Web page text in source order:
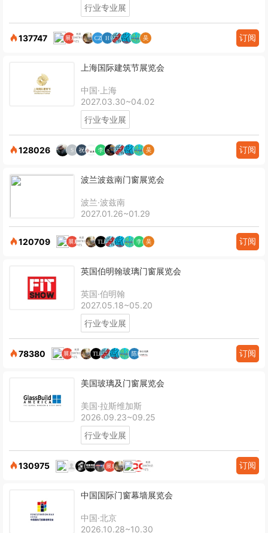
行业专业展
137747 订阅
上海国际建筑节展览会
中国·上海
2027.03.30~04.02
行业专业展
128026 订阅
波兰波兹南门窗展览会
波兰·波兹南
2027.01.26~01.29
120709 订阅
英国伯明翰玻璃门窗展览会
英国·伯明翰
2027.05.18~05.20
行业专业展
78380 订阅
美国玻璃及门窗展览会
美国·拉斯维加斯
2026.09.23~09.25
行业专业展
130975 订阅
中国国际门窗幕墙展览会
中国·北京
2026.10.28~10.30